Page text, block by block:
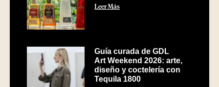
Leer Más
Guía curada de GDL
Art Weekend 2026: arte,
diseño y coctelería con
Tequila 1800